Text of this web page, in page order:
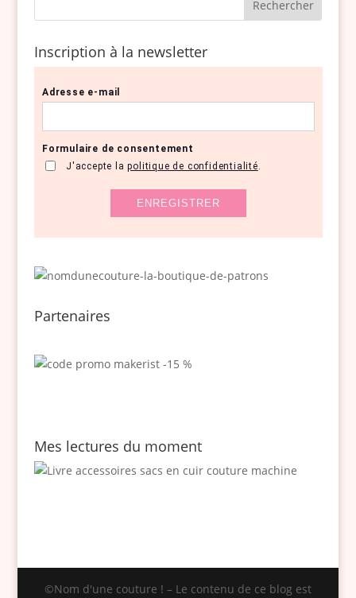
Inscription à la newsletter
Partenaires
Mes lectures du moment
©Nom d'une couture ! – Le contenu de ce blog est